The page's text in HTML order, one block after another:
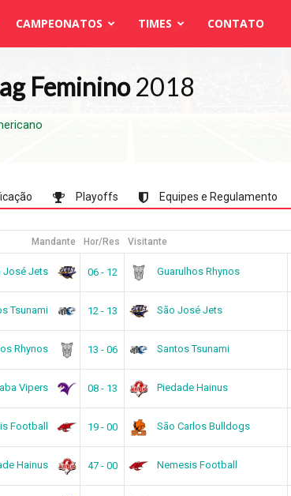
CAMPEONATOS TIMES CONTATO
Feminino2018
Playoffs Equipes e Regulamento
Mandante Hor/Res Visitante
José Jets 06 - 12 Guarulhos Rhynos
Tsunami 12 - 13 São José Jets
Rhynos 13 - 06 Santos Tsunami
Vipers 08 - 13 Piedade Hainus
Football 19 - 00 São Carlos Bulldogs
Hainus 47 - 00 Nemesis Football